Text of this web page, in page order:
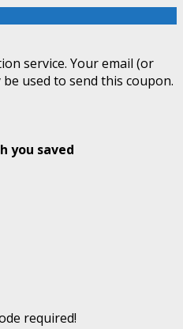
service. Your email (or
used to send this coupon.
you saved
required!